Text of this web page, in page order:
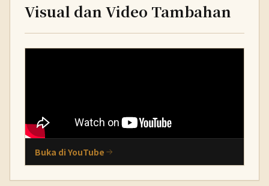
Visual dan Video Tambahan
Buka di YouTube